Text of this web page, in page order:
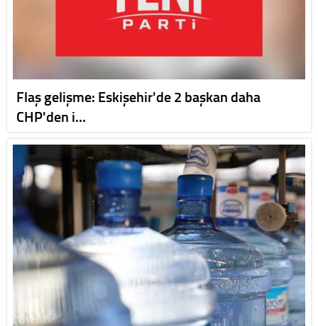
Flaş gelişme: Eskişehir'de 2 başkan daha
CHP'den i…